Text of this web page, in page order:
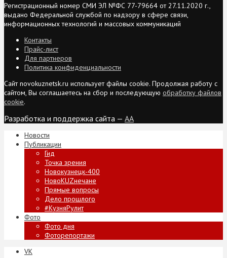
Регистрационный номер СМИ ЭЛ №ФС 77-79664 от 27.11.2020 г.,
выдано Федеральной службой по надзору в сфере связи,
информационных технологий и массовых коммуникаций
Контакты
Прайс-лист
Для партнеров
Политика конфиденциальности
Сайт novokuznetsk.ru использует файлы cookie. Продолжая работу с
сайтом, Вы соглашаетесь на сбор и последующую обработку файлов
cookie.
Разработка и поддержка сайта — AA
Новости
Публикации
Гид
Точка зрения
Новокузнецк-400
НовоKUZнечане
Прямые вопросы
Дело прошлого
#КузняРулит
Фото
Фото дня
Фоторепортажи
VK